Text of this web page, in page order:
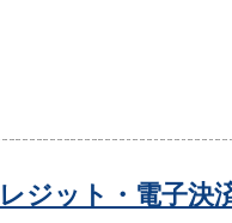
レジット・電子